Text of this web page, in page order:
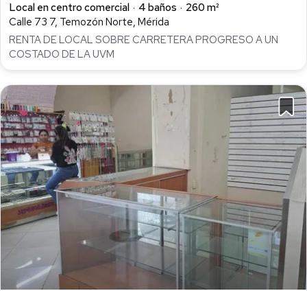
Local en centro comercial
4 baños
260 m²
Calle 73 7, Temozón Norte, Mérida
RENTA DE LOCAL SOBRE CARRETERA PROGRESO A UN
COSTADO DE LA UVM